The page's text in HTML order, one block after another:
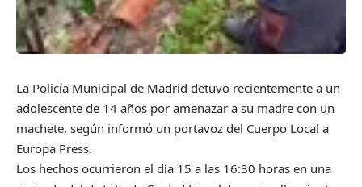
La Policía Municipal de Madrid detuvo recientemente a un
adolescente de 14 años por amenazar a su madre con un
machete, según informó un portavoz del Cuerpo Local a
Europa Press.
Los hechos ocurrieron el día 15 a las 16:30 horas en una